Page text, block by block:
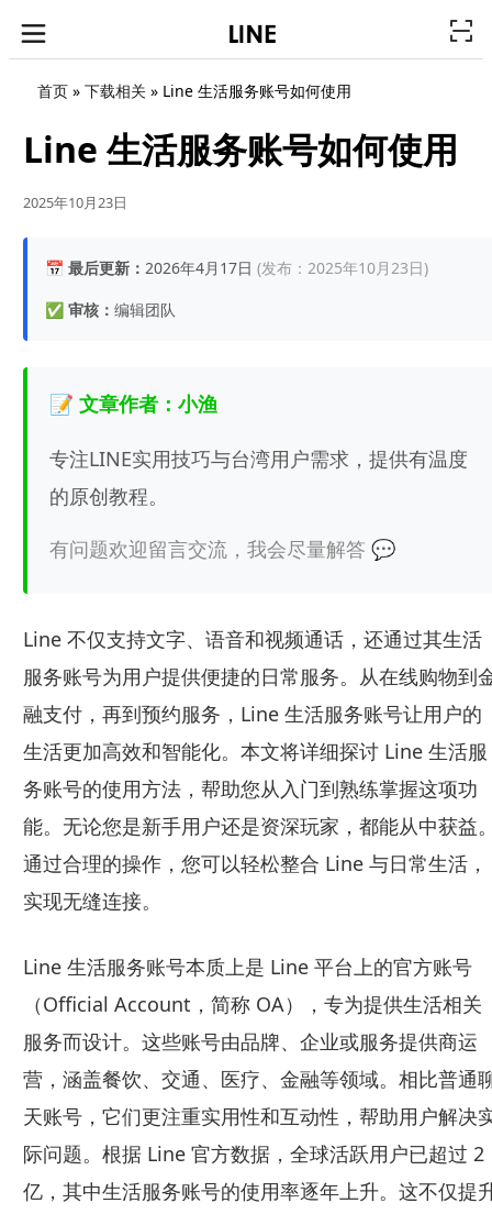
首页» 下载相关» Line 生活服务账号如何使用
Line 生活服务账号如何使用
2025年10月23日
📅 最后更新： 2026年4月17日 (发布：2025年10月23日)
✅ 审核： 编辑团队
📝 文章作者：小渔
专注LINE实用技巧与台湾用户需求，提供有温度
的原创教程。
有问题欢迎留言交流，我会尽量解答 💬
Line 不仅支持文字、语音和视频通话，还通过其生活
服务账号为用户提供便捷的日常服务。从在线购物到
融支付，再到预约服务，Line 生活服务账号让用户的
生活更加高效和智能化。本文将详细探讨 Line 生活服
务账号的使用方法，帮助您从入门到熟练掌握这项功
能。无论您是新手用户还是资深玩家，都能从中获益
通过合理的操作，您可以轻松整合 Line 与日常生活，
实现无缝连接。
Line 生活服务账号本质上是 Line 平台上的官方账号
（Official Account，简称 OA），专为提供生活相关
服务而设计。这些账号由品牌、企业或服务提供商运
营，涵盖餐饮、交通、医疗、金融等领域。相比普通
天账号，它们更注重实用性和互动性，帮助用户解决
际问题。根据 Line 官方数据，全球活跃用户已超过 2
亿，其中生活服务账号的使用率逐年上升。这不仅提